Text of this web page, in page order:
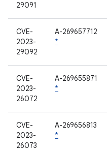
29091
CVE-
2023-
29092
A-269657712
*
CVE-
2023-
26072
A-269655871
*
CVE-
2023-
26073
A-269656813
*